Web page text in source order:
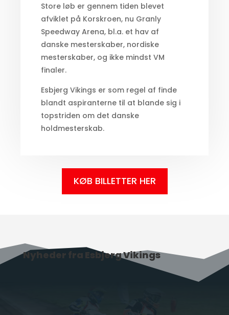
Store løb er gennem tiden blevet
afviklet på Korskroen, nu Granly
Speedway Arena, bl.a. et hav af
danske mesterskaber, nordiske
mesterskaber, og ikke mindst VM
finaler.
Esbjerg Vikings er som regel af finde
blandt aspiranterne til at blande sig i
topstriden om det danske
holdmesterskab.
KØB BILLETTER HER
Nyheder fra Esbjerg Vikings